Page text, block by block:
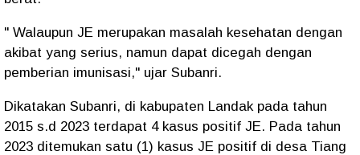
" Walaupun JE merupakan masalah kesehatan dengan
akibat yang serius, namun dapat dicegah dengan
pemberian imunisasi," ujar Subanri.
Dikatakan Subanri, di kabupaten Landak pada tahun
2015 s.d 2023 terdapat 4 kasus positif JE. Pada tahun
2023 ditemukan satu (1) kasus JE positif di desa Tiang